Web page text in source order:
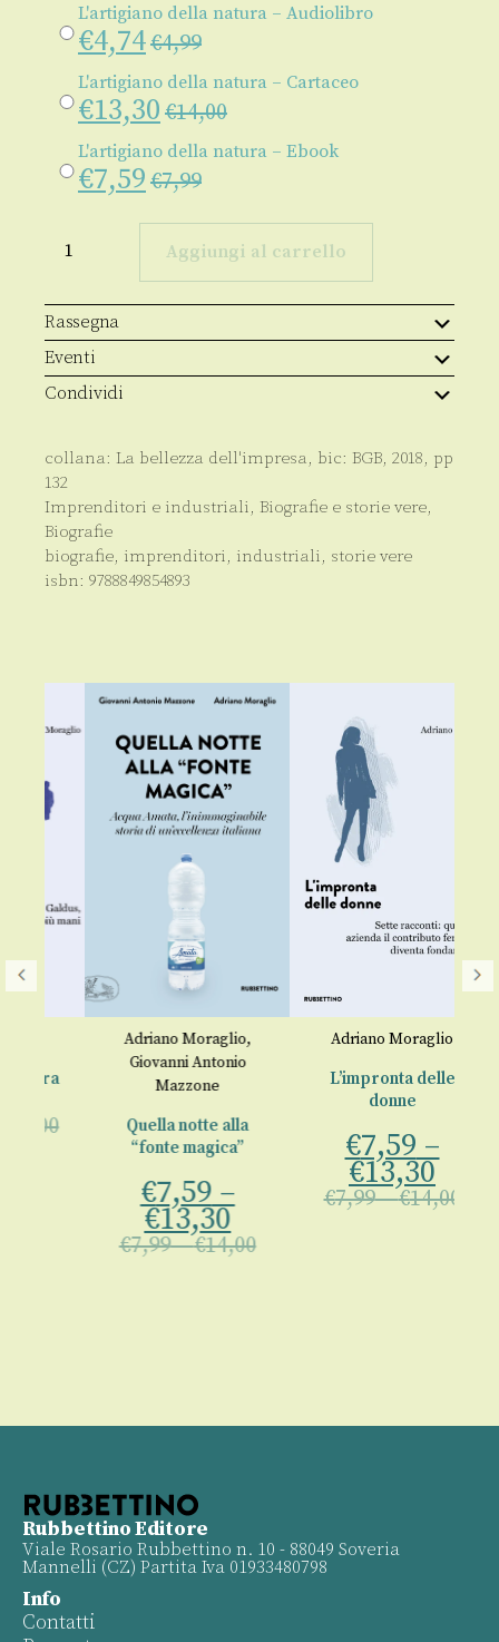
L'artigiano della natura – Audiolibro
€4,74€4,99
L'artigiano della natura – Cartaceo
€13,30 €14,00
L'artigiano della natura – Ebook
€7,59 €7,99
della
Aggiungi al carrello
Rassegna
Eventi
Condividi
collana: La bellezza dell'impresa, bic: BGB, 2018, pp
132
Imprenditori e industriali, Biografie e storie vere,
Biografie
biografie, imprenditori, industriali, storie vere
isbn: 9788849854893
Adriano Moraglio,
Giovanni Antonio
Mazzone
Quella notte alla
“fonte magica”
7,59–
13,30
7,99–€14,00
Adriano Moraglio
L’impronta delle
donne
7,59–
13,30
7,99–€14,00
Rubbettino Editore
Viale Rosario Rubbettino n. 10 - 88049 Soveria
Mannelli (CZ) Partita Iva 01933480798
Info
Contatti